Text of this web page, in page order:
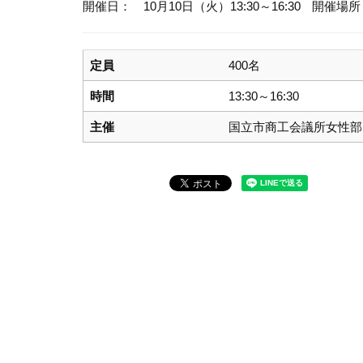
開催日： 10月10日（火）13:30～16:30 開催場
定員 400名
時間 13:30～16:30
主催 国立市商工会議所女性部